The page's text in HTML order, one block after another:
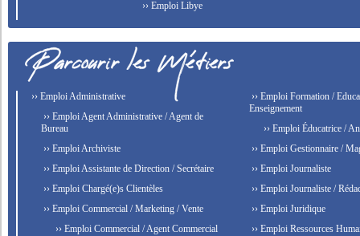
›› Emploi Libye
›› Emploi Administrative
›› Emploi Agent Administrative / Agent de
Bureau
›› Emploi Archiviste
›› Emploi Assistante de Direction / Secrétaire
›› Emploi Chargé(e)s Clientèles
›› Emploi Commercial / Marketing / Vente
›› Emploi Commercial / Agent Commercial
›› Emploi Formation /
Enseignement
›› Emploi Éducatrice /
›› Emploi Gestionnaire /
›› Emploi Journaliste
›› Emploi Journaliste /
›› Emploi Juridique
›› Emploi Ressources